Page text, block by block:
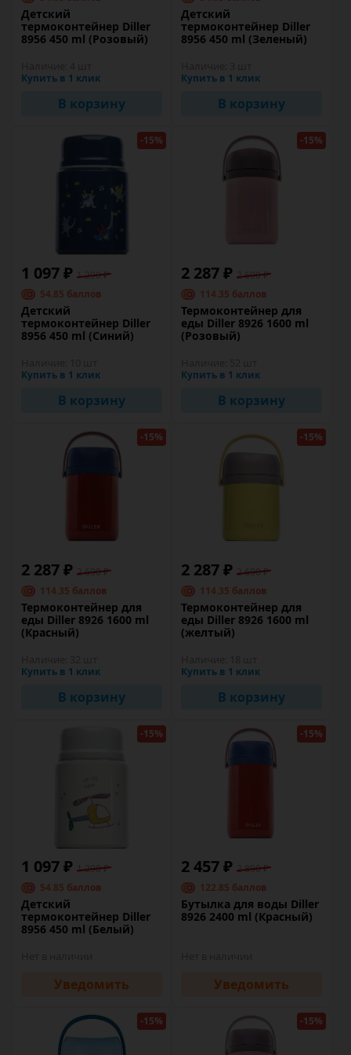
Детский
термоконтейнер Diller
8956 450 ml (Розовый)
Купить в 1 клик
В корзину
Детский
термоконтейнер Diller
8956 450 ml (Зеленый)
Купить в 1 клик
В корзину
-15%
1 097 ₽ 1 290 ₽
54.85 баллов
Детский
термоконтейнер Diller
8956 450 ml (Синий)
Купить в 1 клик
В корзину
-15%
2 287 ₽ 2 690 ₽
114.35 баллов
Термоконтейнер для
еды Diller 8926 1600 ml
(Розовый)
Купить в 1 клик
В корзину
-15%
2 287 ₽ 2 690 ₽
114.35 баллов
Термоконтейнер для
еды Diller 8926 1600 ml
(Красный)
Купить в 1 клик
В корзину
-15%
2 287 ₽ 2 690 ₽
114.35 баллов
Термоконтейнер для
еды Diller 8926 1600 ml
(желтый)
Купить в 1 клик
В корзину
-15%
1 097 ₽ 1 290 ₽
54.85 баллов
Детский
термоконтейнер Diller
8956 450 ml (Белый)
Уведомить
-15%
2 457 ₽ 2 890 ₽
122.85 баллов
Бутылка для воды Diller
8926 2400 ml (Красный)
Уведомить
-15% -15%